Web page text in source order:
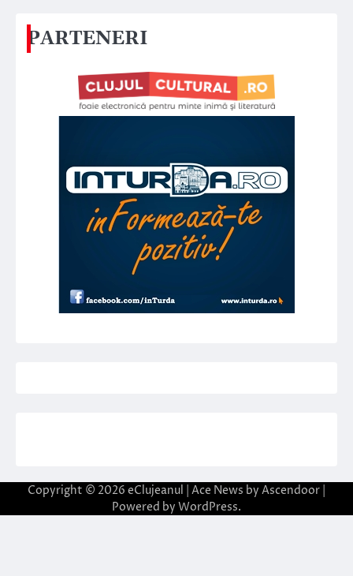
PARTENERI
Copyright © 2026 eClujeanul | Ace News by Ascendoor
Powered by WordPress.